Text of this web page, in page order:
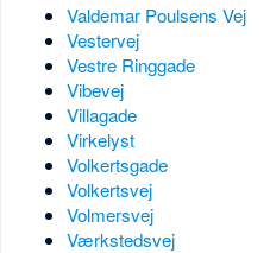
Valdemar Poulsens Vej
Vestervej
Vestre Ringgade
Vibevej
Villagade
Virkelyst
Volkertsgade
Volkertsvej
Volmersvej
Værkstedsvej